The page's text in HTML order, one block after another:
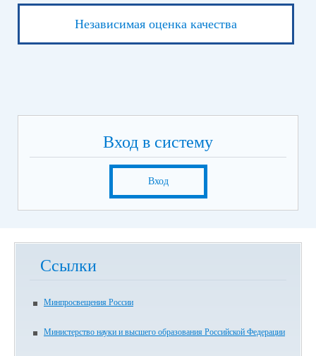
Независимая оценка качества
Вход в систему
Вход
Ссылки
Минпросвещения России
Министерство науки и высшего образования Российской Федерации